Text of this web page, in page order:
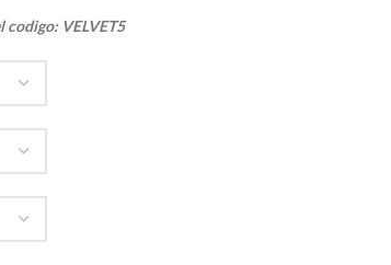
codigo: VELVET5